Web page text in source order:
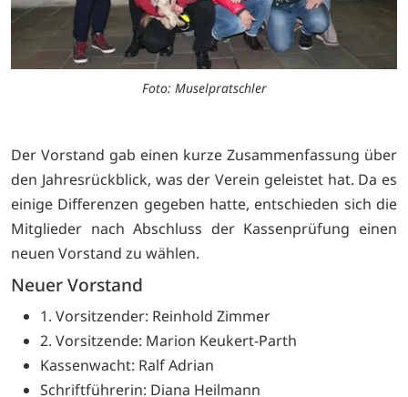
Foto: Muselpratschler
Der Vorstand gab einen kurze Zusammenfassung über
den Jahresrückblick, was der Verein geleistet hat. Da es
einige Differenzen gegeben hatte, entschieden sich die
Mitglieder nach Abschluss der Kassenprüfung einen
neuen Vorstand zu wählen.
Neuer Vorstand
1. Vorsitzender: Reinhold Zimmer
2. Vorsitzende: Marion Keukert-Parth
Kassenwacht: Ralf Adrian
Schriftführerin: Diana Heilmann